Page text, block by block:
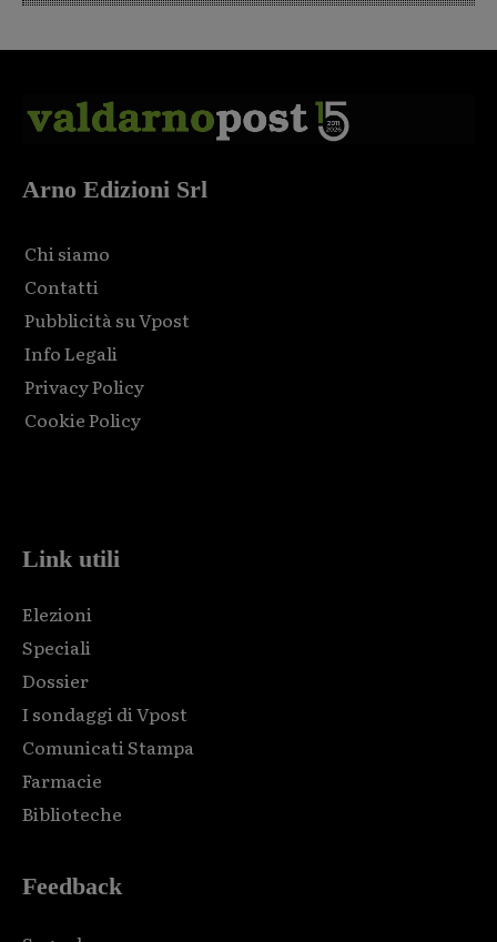
Arno Edizioni Srl
Chi siamo
Contatti
Pubblicità su Vpost
Info Legali
Privacy Policy
Cookie Policy
Link utili
Elezioni
Speciali
Dossier
I sondaggi di Vpost
Comunicati Stampa
Farmacie
Biblioteche
Feedback